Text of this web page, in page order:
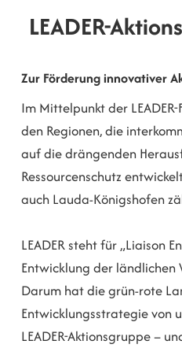
LEADER-
Zur Förderung innovativer
Im Mittelpunkt der
den Regionen, die
auf die drängenden
Ressourcenschutz
auch Lauda-Königshofen
LEADER steht für „Liaison
Entwicklung der ländlichen
Darum hat die grün-rote
Entwicklungsstrategie von
LEADER-Aktionsgruppe –